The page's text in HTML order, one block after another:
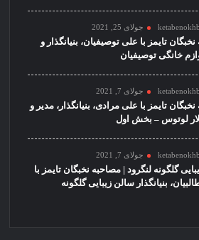
جولای 25, 2021
تایمز با علی توصیفیان، بنیانگذار و
خانگی توصیفیان
جولای 7, 2021
تایمز با علی مرادی، بنیانگذار، مدیر و
لوتوس – بخش اول
جولای 7, 2021
گلگونه لنگرود | مصاحبه نخبگان تایمز با
بنیانگذار سالن زیبایی گلگونه